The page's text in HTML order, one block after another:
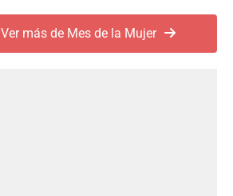
Ver más de Mes de la Mujer